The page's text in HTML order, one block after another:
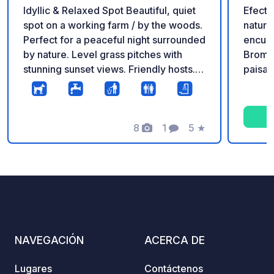
Idyllic & Relaxed Spot Beautiful, quiet
spot on a working farm / by the woods.
Perfect for a peaceful night surrounded
by nature. Level grass pitches with
stunning sunset views. Friendly hosts.
Dogs welcome! Services: Freshwater
available, trash bins, and clean toilets.
motorhomes up to 10m. Great local pub
a 20-minute walk away. Call or email to
8
Fotos
1
Comentario
5
Calificación
★
Efectivo o
NAVEGACIÓN
Lugares
ACERCA DE
Contáctenos